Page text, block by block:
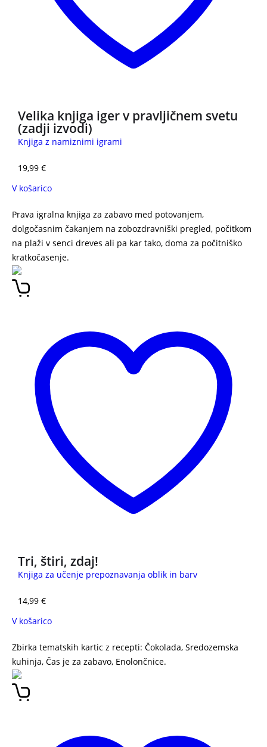
Velika knjiga iger v pravljičnem svetu
(zadji izvodi)
Knjiga z namiznimi igrami
19,99 €
V košarico
Prava igralna knjiga za zabavo med potovanjem,
dolgočasnim čakanjem na zobozdravniški pregled, počitkom
na plaži v senci dreves ali pa kar tako, doma za počitniško
kratkočasenje.
Tri, štiri, zdaj!
Knjiga za učenje prepoznavanja oblik in barv
14,99 €
V košarico
Zbirka tematskih kartic z recepti: Čokolada, Sredozemska
kuhinja, Čas je za zabavo, Enolončnice.